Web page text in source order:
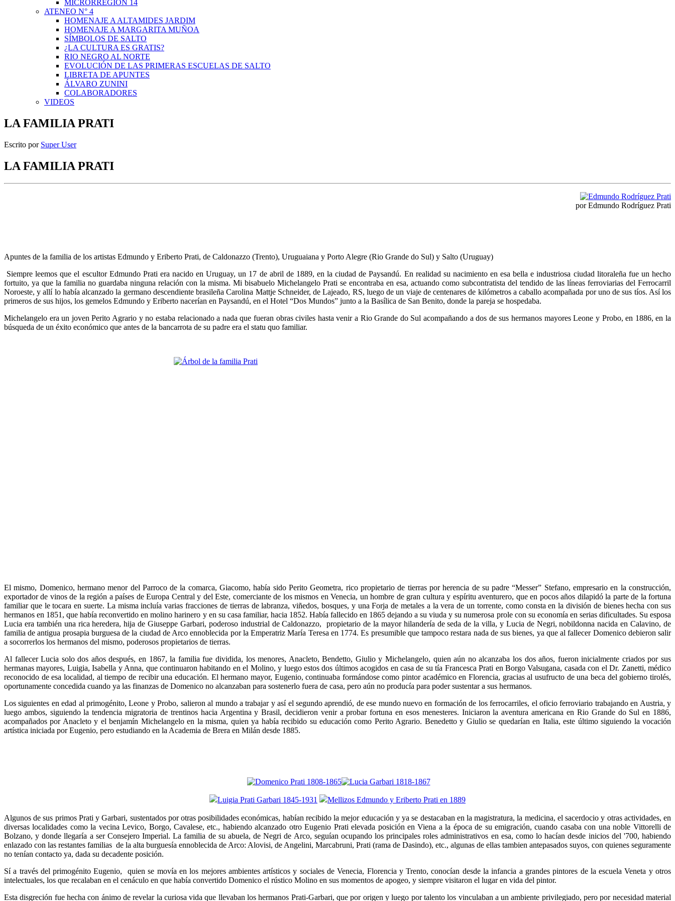
MICRORREGIÓN 14
ATENEO N° 4
HOMENAJE A ALTAMIDES JARDIM
HOMENAJE A MARGARITA MUÑOA
SÍMBOLOS DE SALTO
¿LA CULTURA ES GRATIS?
RIO NEGRO AL NORTE
EVOLUCIÓN DE LAS PRIMERAS ESCUELAS DE SALTO
LIBRETA DE APUNTES
ÁLVARO ZUNINI
COLABORADORES
VIDEOS
LA FAMILIA PRATI
Escrito por Super User
LA FAMILIA PRATI
por Edmundo Rodríguez Prati
Apuntes de la familia de los artistas Edmundo y Eriberto Prati, de Caldonazzo (Trento), Uruguaiana y Porto Alegre (Rio Grande do Sul) y Salto (Uruguay)
Siempre leemos que el escultor Edmundo Prati era nacido en Uruguay, un 17 de abril de 1889, en la ciudad de Paysandú. En realidad su nacimiento en esa bella e industriosa ciudad litoraleña fue un hecho
fortuito, ya que la familia no guardaba ninguna relación con la misma. Mi bisabuelo Michelangelo Prati se encontraba en esa, actuando como subcontratista del tendido de las líneas ferroviarias del Ferrocarril
Noroeste, y allí lo había alcanzado la germano descendiente brasileña Carolina Mattje Schneider, de Lajeado, RS, luego de un viaje de centenares de kilómetros a caballo acompañada por uno de sus tíos. Así los
primeros de sus hijos, los gemelos Edmundo y Eriberto nacerían en Paysandú, en el Hotel “Dos Mundos” junto a la Basílica de San Benito, donde la pareja se hospedaba.
Michelangelo era un joven Perito Agrario y no estaba relacionado a nada que fueran obras civiles hasta venir a Rio Grande do Sul acompañando a dos de sus hermanos mayores Leone y Probo, en 1886, en la
búsqueda de un éxito económico que antes de la bancarrota de su padre era el statu quo familiar.
El mismo, Domenico, hermano menor del Parroco de la comarca, Giacomo, había sido Perito Geometra, rico propietario de tierras por herencia de su padre “Messer” Stefano, empresario en la construcción,
exportador de vinos de la región a países de Europa Central y del Este, comerciante de los mismos en Venecia, un hombre de gran cultura y espíritu aventurero, que en pocos años dilapidó la parte de la fortuna
familiar que le tocara en suerte. La misma incluía varias fracciones de tierras de labranza, viñedos, bosques, y una Forja de metales a la vera de un torrente, como consta en la división de bienes hecha con sus
hermanos en 1851, que había reconvertido en molino harinero y en su casa familiar, hacia 1852. Había fallecido en 1865 dejando a su viuda y su numerosa prole con su economía en serias dificultades. Su esposa
Lucia era también una rica heredera, hija de Giuseppe Garbari, poderoso industrial de Caldonazzo, propietario de la mayor hilandería de seda de la villa, y Lucia de Negri, nobildonna nacida en Calavino, de
familia de antigua prosapia burguesa de la ciudad de Arco ennoblecida por la Emperatriz María Teresa en 1774. Es presumible que tampoco restara nada de sus bienes, ya que al fallecer Domenico debieron salir
a socorrerlos los hermanos del mismo, poderosos propietarios de tierras.
Al fallecer Lucia solo dos años después, en 1867, la familia fue dividida, los menores, Anacleto, Bendetto, Giulio y Michelangelo, quien aún no alcanzaba los dos años, fueron inicialmente criados por sus
hermanas mayores, Luigia, Isabella y Anna, que continuaron habitando en el Molino, y luego estos dos últimos acogidos en casa de su tía Francesca Prati en Borgo Valsugana, casada con el Dr. Zanetti, médico
reconocido de esa localidad, al tiempo de recibir una educación. El hermano mayor, Eugenio, continuaba formándose como pintor académico en Florencia, gracias al usufructo de una beca del gobierno tirolés,
oportunamente concedida cuando ya las finanzas de Domenico no alcanzaban para sostenerlo fuera de casa, pero aún no producía para poder sustentar a sus hermanos.
Los siguientes en edad al primogénito, Leone y Probo, salieron al mundo a trabajar y así el segundo aprendió, de ese mundo nuevo en formación de los ferrocarriles, el oficio ferroviario trabajando en Austria, y
luego ambos, siguiendo la tendencia migratoria de trentinos hacia Argentina y Brasil, decidieron venir a probar fortuna en esos menesteres. Iniciaron la aventura americana en Rio Grande do Sul en 1886,
acompañados por Anacleto y el benjamín Michelangelo en la misma, quien ya había recibido su educación como Perito Agrario. Benedetto y Giulio se quedarían en Italia, este último siguiendo la vocación
artística iniciada por Eugenio, pero estudiando en la Academia de Brera en Milán desde 1885.
Algunos de sus primos Prati y Garbari, sustentados por otras posibilidades económicas, habían recibido la mejor educación y ya se destacaban en la magistratura, la medicina, el sacerdocio y otras actividades, en
diversas localidades como la vecina Levico, Borgo, Cavalese, etc., habiendo alcanzado otro Eugenio Prati elevada posición en Viena a la época de su emigración, cuando casaba con una noble Vittorelli de
Bolzano, y donde llegaría a ser Consejero Imperial. La familia de su abuela, de Negri de Arco, seguían ocupando los principales roles administrativos en esa, como lo hacían desde inicios del '700, habiendo
enlazado con las restantes familias de la alta burguesía ennoblecida de Arco: Alovisi, de Angelini, Marcabruni, Prati (rama de Dasindo), etc., algunas de ellas tambien antepasados suyos, con quienes seguramente
no tenían contacto ya, dada su decadente posición.
Sí a través del primogénito Eugenio, quien se movía en los mejores ambientes artísticos y sociales de Venecia, Florencia y Trento, conocían desde la infancia a grandes pintores de la escuela Veneta y otros
intelectuales, los que recalaban en el cenáculo en que había convertido Domenico el rústico Molino en sus momentos de apogeo, y siempre visitaron el lugar en vida del pintor.
Esta disgreción fue hecha con ánimo de revelar la curiosa vida que llevaban los hermanos Prati-Garbari, que por origen y luego por talento los vinculaban a un ambiente privilegiado, pero por necesidad material